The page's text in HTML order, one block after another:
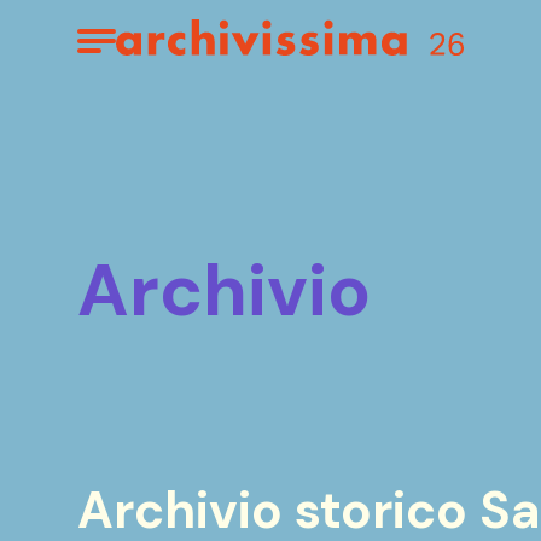
Home page
Apri il menu
archivio
Archivio storico